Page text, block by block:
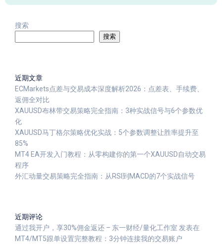
搜索
搜索
近期文章
ECMarkets点差与交易成本深度解析2026：点差表、手续费、
返佣全对比
XAUUSD布林带交易策略完全指南：3种实战信号与6个参数优
化
XAUUSD马丁格尔策略优化实战：5个参数调整让胜率提升至
85%
MT4 EA开发入门教程：从零构建你的第一个XAUUSD自动交易
程序
外汇动量交易策略完全指南：从RSI到MACD的7个实战信号
近期评论
通过我开户，享30%佣金返还 – 东一财经/量化工作室 发表在
MT4/MT5跟单设置完整教程：3分钟连接我的交易账户